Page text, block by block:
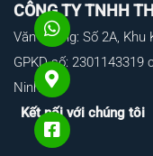
CÔNG TY TNHH
Văn Phòng: Số 2A,
GPKD số:
Ninh
Kết nối với chúng tôi